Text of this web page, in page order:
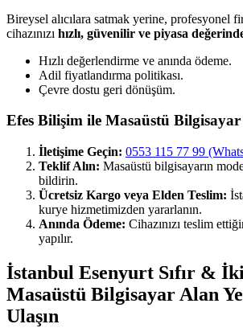
Bireysel alıcılara satmak yerine, profesyonel
cihazınızı hızlı, güvenilir ve piyasa
Hızlı değerlendirme ve anında ödeme.
Adil fiyatlandırma politikası.
Çevre dostu geri dönüşüm.
Efes Bilişim ile Masaüstü Bilgisayar
İletişime Geçin: 0553 115 77 99
Teklif Alın: Masaüstü bilgisayarın
bildirin.
Ücretsiz Kargo veya Elden Teslim:
kurye hizmetimizden yararlanın.
Anında Ödeme: Cihazınızı teslim
yapılır.
İstanbul Esenyurt Sıfır &
Masaüstü Bilgisayar Alan
Ulaşın